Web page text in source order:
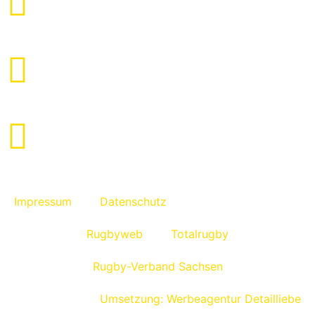
Impressum Datenschutz
Rugbyweb Totalrugby
Rugby-Verband Sachsen
Umsetzung: Werbeagentur Detailliebe